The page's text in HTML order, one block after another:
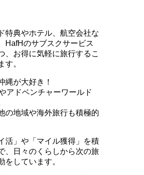
特典やホテル、航空会社な
HafHのサブスクサービス
、お得に気軽に旅行するこ
す。
縄が大好き！
アドベンチャーワールド
の地域や海外旅行も積極的
活」や「マイル獲得」を積
、日々のくらしから次の旅
をしています。